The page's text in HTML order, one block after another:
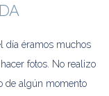
día éramos muchos
fotos. No realizo
de algún momento